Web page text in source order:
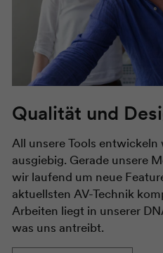
Qualität und
All unsere Tools
ausgiebig. Gerade unsere
wir laufend um neue
aktuellsten AV-Technik
Arbeiten liegt in unserer
was uns antreibt.